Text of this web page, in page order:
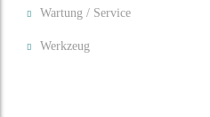
Wartung / Service
Werkzeug